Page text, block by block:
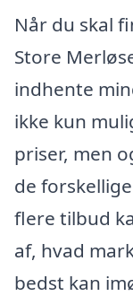
Når du skal
Store
indhente
ikke kun
priser, men
de
flere tilbud
af, hvad
bedst kan